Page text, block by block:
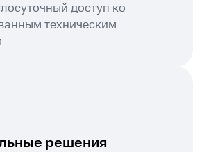
доступ ко
техническим
решения